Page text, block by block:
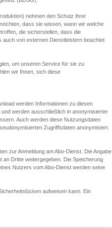
nehmen den Schutz ihrer
dass sie wissen, wann wir welche
die sicherstellen, dass die
von externen Dienstleistern beachtet
um unseren Service für sie zu
wir Ihnen, sich diese
werden Informationen zu diesen
werden ausschließlich in anonymisierter
Auch werden diese Nutzungsdaten
Zugriffsdaten anonymisiert.
zur Anmeldung am Abo-Dienst. Die Angabe
Dritte weitergegeben. Die Speicherung
Nutzers vom Abo-Dienst werden seine
aufweisen kann. Ein